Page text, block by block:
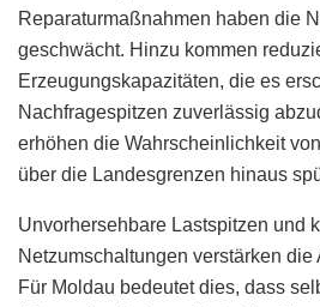
Reparaturmaßnahmen haben die
geschwächt. Hinzu kommen
Erzeugungskapazitäten, die es
Nachfragespitzen zuverlässig
erhöhen die Wahrscheinlichkeit
über die Landesgrenzen hinaus
Unvorhersehbare Lastspitzen und
Netzumschaltungen verstärken
Für Moldau bedeutet dies, dass